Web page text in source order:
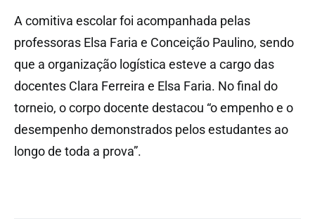
A comitiva escolar foi acompanhada pelas
professoras Elsa Faria e Conceição Paulino, sendo
que a organização logística esteve a cargo das
docentes Clara Ferreira e Elsa Faria. No final do
torneio, o corpo docente destacou “o empenho e o
desempenho demonstrados pelos estudantes ao
longo de toda a prova”.